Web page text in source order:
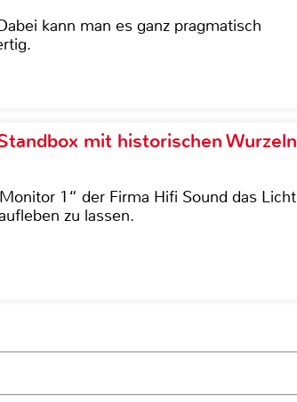
kann man es ganz pragmatisch
mit historischen Wurzeln
1“ der Firma Hifi Sound das Licht
zu lassen.